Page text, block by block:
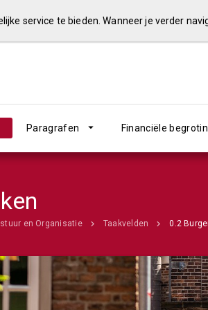
Paragrafen Financiële
en Organisatie Taakvelden 0.2
service te bieden. Wanneer je verder